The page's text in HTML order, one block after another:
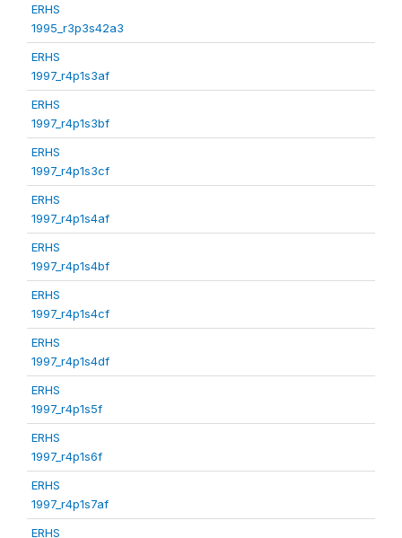
ERHS
1995_r3p3s42a3
ERHS
1997_r4p1s3af
ERHS
1997_r4p1s3bf
ERHS
1997_r4p1s3cf
ERHS
1997_r4p1s4af
ERHS
1997_r4p1s4bf
ERHS
1997_r4p1s4cf
ERHS
1997_r4p1s4df
ERHS
1997_r4p1s5f
ERHS
1997_r4p1s6f
ERHS
1997_r4p1s7af
ERHS